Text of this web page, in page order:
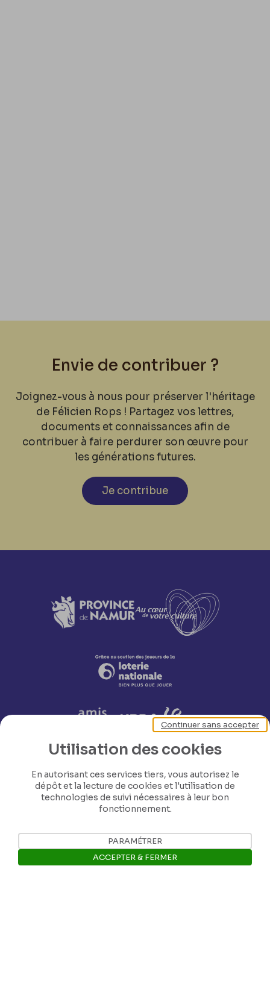
Envie de contribuer ?
Joignez-vous à nous pour préserver l'héritage
de Félicien Rops ! Partagez vos lettres,
documents et connaissances afin de
contribuer à faire perdurer son œuvre pour
les générations futures.
Je contribue
Nos coordonnées
Tél: +32 81 77 67 55
E-mail: info@museerops.be
Utilisation des cookies
En autorisant ces services tiers, vous autorisez le
dépôt et la lecture de cookies et l'utilisation de
technologies de suivi nécessaires à leur bon
fonctionnement.
Continuer sans accepter
PARAMÉTRER
ACCEPTER & FERMER